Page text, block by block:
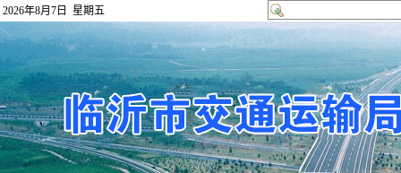
2026年8月7日 星期五